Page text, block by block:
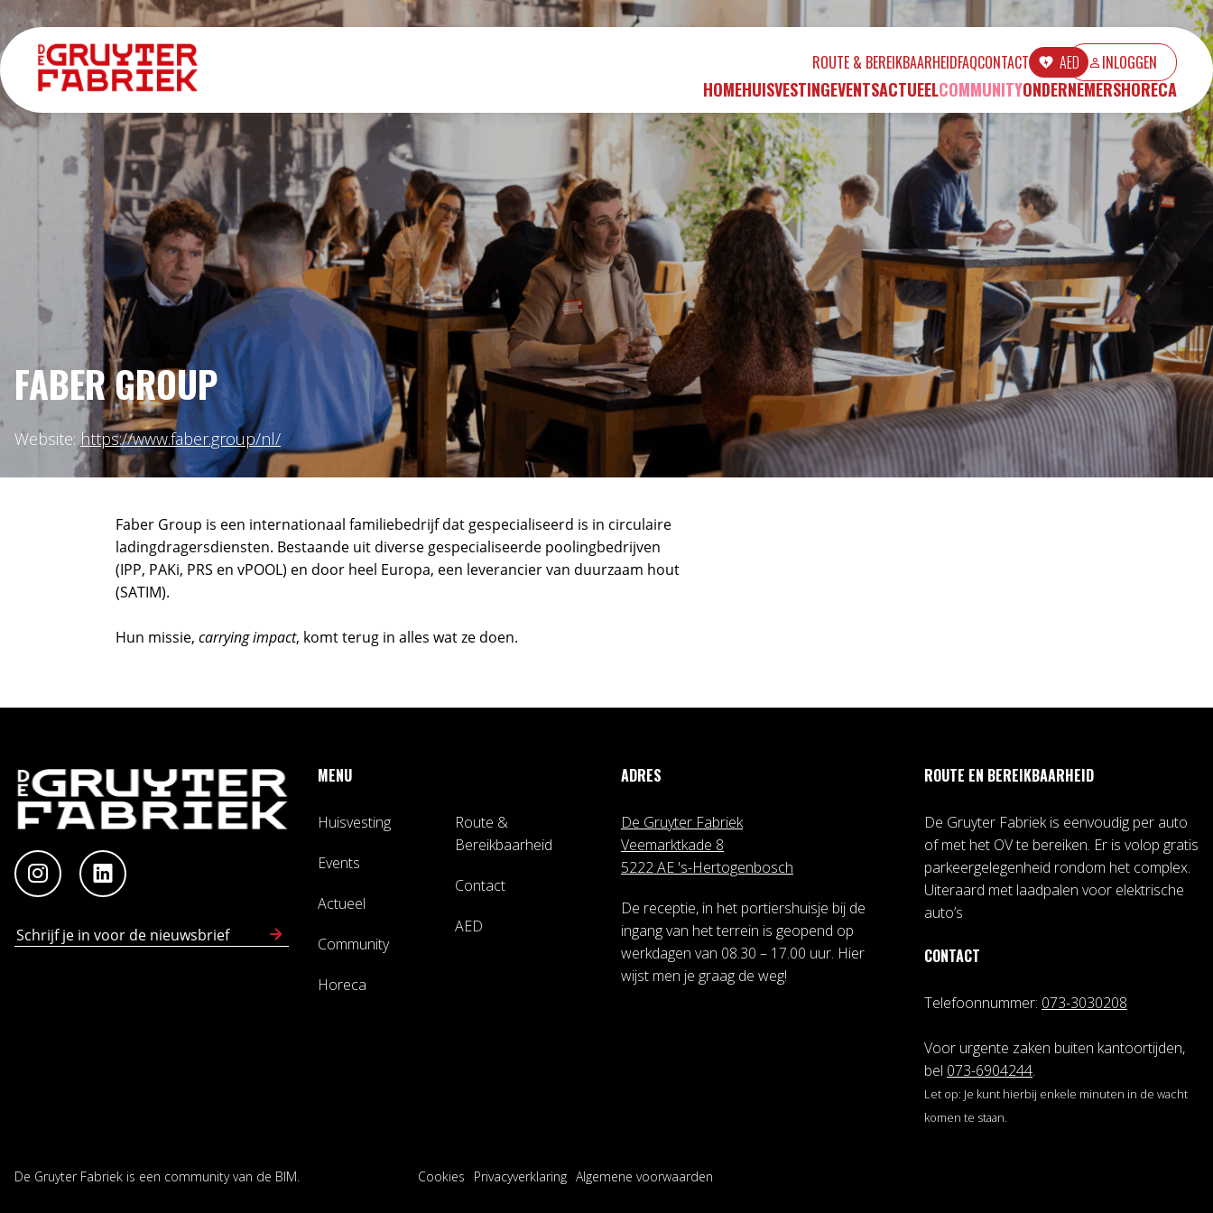
HOMEHUISVESTINGEVENTSACTUEELCOMMUNITYONDERNEMERSHORECA
ROUTE & BEREIKBAARHEIDFAQCONTACT AED INLOGGEN
FABER GROUP
Website:https://www.faber.group/nl/
Faber Group is een internationaal familiebedrijf dat gespecialiseerd is in circulaire
ladingdragersdiensten. Bestaande uit diverse gespecialiseerde poolingbedrijven
(IPP, PAKi, PRS en vPOOL) en door heel Europa, een leverancier van duurzaam hout
(SATIM).
Hun missie, carrying impact, komt terug in alles wat ze doen.
MENU
Huisvesting
Events
Actueel
Community
Horeca
Route &
Bereikbaarheid
Contact
AED
ADRES
De Gruyter Fabriek
Veemarktkade 8
5222 AE 's-Hertogenbosch
De receptie, in het portiershuisje bij de
ingang van het terrein is geopend op
werkdagen van 08.30 – 17.00 uur. Hier
wijst men je graag de weg!
ROUTE EN BEREIKBAARHEID
De Gruyter Fabriek is eenvoudig per auto
of met het OV te bereiken. Er is volop gratis
parkeergelegenheid rondom het complex.
Uiteraard met laadpalen voor elektrische
auto’s
CONTACT
Telefoonnummer: 073-3030208
Voor urgente zaken buiten kantoortijden,
bel 073-6904244.
Let op: Je kunt hierbij enkele minuten in de wacht
komen te staan.
De Gruyter Fabriek is een community van de BIM. Cookies Privacyverklaring Algemene voorwaarden